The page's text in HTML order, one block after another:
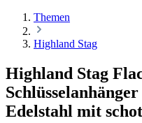
Themen
Highland Stag
Highland Stag
Edelstahl mit